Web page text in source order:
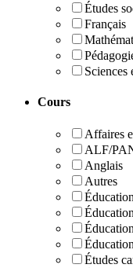
Études
Français
Sciences
Cours
Affaires
ALF/
Anglais
Autres
Études